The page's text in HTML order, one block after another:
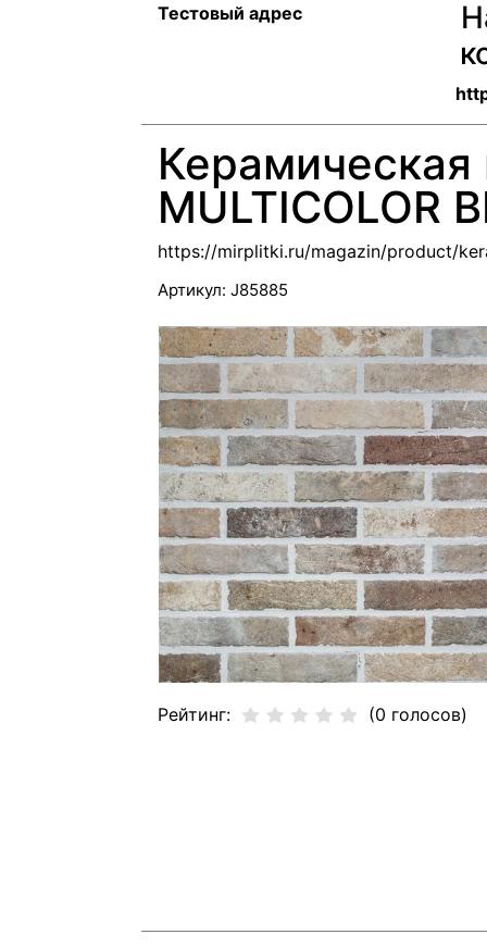
Тестовый адрес
Керамическая
MULTICOLOR
https://mirplitki.ru/magazin/product/
Артикул: J85885
Рейтинг: (0 голосов)